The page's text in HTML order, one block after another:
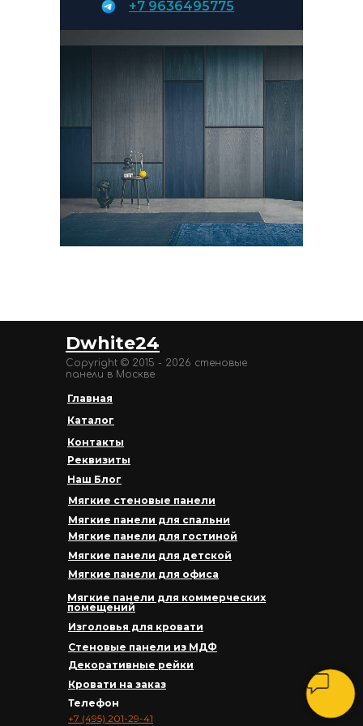
+7 9636495775
+7 (495) 201-29-41
Телефон
Мягкие панели для коммерческих
помещений
Изголовья для кровати
Стеновые панели из МДФ
Декоративные рейки
Кровати на заказ
Мягкие стеновые панели
Мягкие панели для гостиной
Мягкие панели для детской
Мягкие панели для офиса
Мягкие панели для спальни
Главная
Каталог
Контакты
Реквизиты
Наш Блог
Copyright © 2015 - 2026 стеновые
панели в Москве
Dwhite24